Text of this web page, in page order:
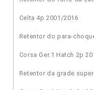
Celta 4p 2001/2016
Retentor do para-
Corsa Ger.1 Hatch 2p
Retentor da grade